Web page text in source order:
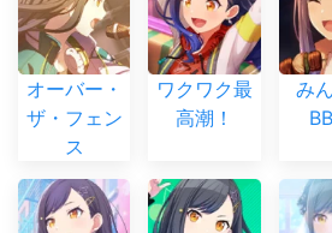
オーバー・
ザ・フェン
ス
ワクワク最
高潮！
み